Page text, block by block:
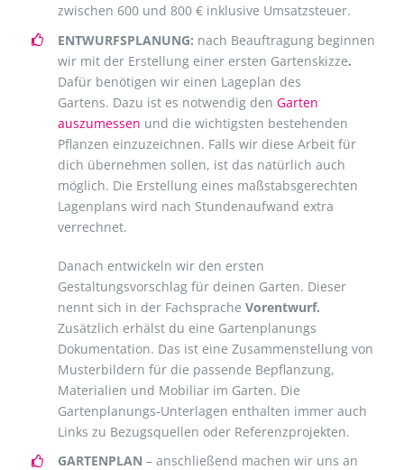
zwischen 600 und 800 € inklusive Umsatzsteuer.
ENTWURFSPLANUNG: nach Beauftragung beginnen
wir mit der Erstellung einer ersten Gartenskizze.
Dafür benötigen wir einen Lageplan des
Gartens. Dazu ist es notwendig den Garten
auszumessen und die wichtigsten bestehenden
Pflanzen einzuzeichnen. Falls wir diese Arbeit für
dich übernehmen sollen, ist das natürlich auch
möglich. Die Erstellung eines maßstabsgerechten
Lagenplans wird nach Stundenaufwand extra
verrechnet.
Danach entwickeln wir den ersten
Gestaltungsvorschlag für deinen Garten. Dieser
nennt sich in der Fachsprache Vorentwurf.
Zusätzlich erhälst du eine Gartenplanungs
Dokumentation. Das ist eine Zusammenstellung von
Musterbildern für die passende Bepflanzung,
Materialien und Mobiliar im Garten. Die
Gartenplanungs-Unterlagen enthalten immer auch
Links zu Bezugsquellen oder Referenzprojekten.
GARTENPLAN – anschließend machen wir uns an